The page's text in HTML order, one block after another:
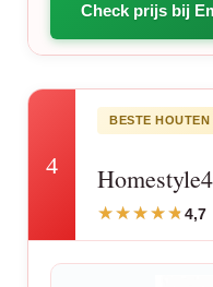
Check prijs bij
4
BESTE HOUTEN
4,7